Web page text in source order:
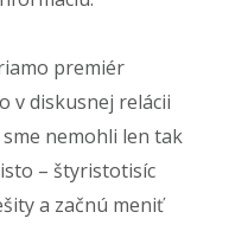
premiér
v diskusnej relácii
sme nemohli len tak
– štyristotisíc
a začnú meniť